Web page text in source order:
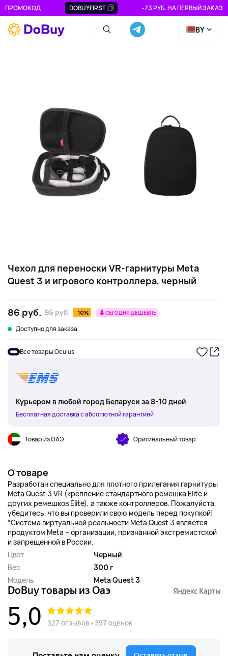
ПРОМОКОД DOBUYFIRST -73 РУБ. НА ПЕРВЫЙ ЗАКАЗ
BY
Чехол для переноски VR-гарнитуры Meta
Quest 3 и игрового контроллера, черный
86 руб. 95 руб. -10% СЕГОДНЯ ДЕШЕВЛЕ
Доступно для заказа
Все товары Oculus
Курьером в любой город Беларуси за 8-10 дней
Бесплатная доставка с абсолютной гарантией
Товар из ОАЭ Оригинальный товар
О товаре
Разработан специально для плотного прилегания гарнитуры
Meta Quest 3 VR (крепление стандартного ремешка Elite и
других ремешков Elite), а также контроллеров. Пожалуйста,
убедитесь, что вы проверили свою модель перед покупкой!
*Система виртуальной реальности Meta Quest 3 является
продуктом Meta – организации, признанной экстремистской
и запрещенной в России.
Цвет
Черный
Вес
300 г
Модель
Meta Quest 3